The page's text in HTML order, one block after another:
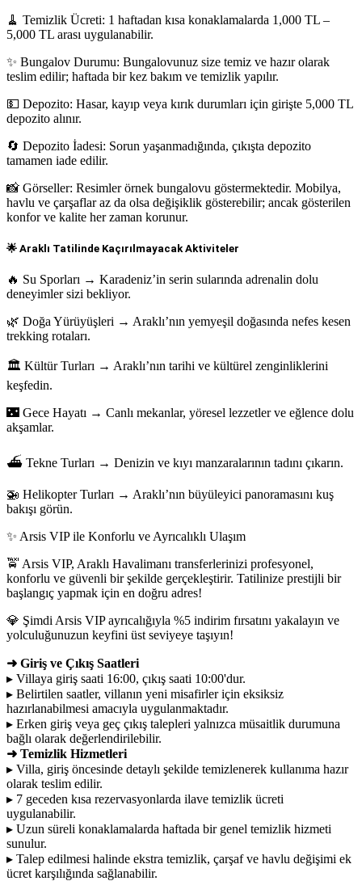
🧹 Temizlik Ücreti: 1 haftadan kısa konaklamalarda 1,000 TL –
5,000 TL arası uygulanabilir.
✨ Bungalov Durumu: Bungalovunuz size temiz ve hazır olarak
teslim edilir; haftada bir kez bakım ve temizlik yapılır.
💵 Depozito: Hasar, kayıp veya kırık durumları için girişte 5,000 TL
depozito alınır.
🔄 Depozito İadesi: Sorun yaşanmadığında, çıkışta depozito
tamamen iade edilir.
📸 Görseller: Resimler örnek bungalovu göstermektedir. Mobilya,
havlu ve çarşaflar az da olsa değişiklik gösterebilir; ancak gösterilen
konfor ve kalite her zaman korunur.
🌟 Araklı Tatilinde Kaçırılmayacak Aktiviteler
🔥 Su Sporları → Karadeniz’in serin sularında adrenalin dolu
deneyimler sizi bekliyor.
🌿 Doğa Yürüyüşleri → Araklı’nın yemyeşil doğasında nefes kesen
trekking rotaları.
🏛 Kültür Turları → Araklı’nın tarihi ve kültürel zenginliklerini
keşfedin.
🌃 Gece Hayatı → Canlı mekanlar, yöresel lezzetler ve eğlence dolu
akşamlar.
⛴ Tekne Turları → Denizin ve kıyı manzaralarının tadını çıkarın.
🚁 Helikopter Turları → Araklı’nın büyüleyici panoramasını kuş
bakışı görün.
✨ Arsis VIP ile Konforlu ve Ayrıcalıklı Ulaşım
🚖 Arsis VIP, Araklı Havalimanı transferlerinizi profesyonel,
konforlu ve güvenli bir şekilde gerçekleştirir. Tatilinize prestijli bir
başlangıç yapmak için en doğru adres!
💎 Şimdi Arsis VIP ayrıcalığıyla %5 indirim fırsatını yakalayın ve
yolculuğunuzun keyfini üst seviyeye taşıyın!
➜ Giriş ve Çıkış Saatleri
▸ Villaya giriş saati 16:00, çıkış saati 10:00'dur.
▸ Belirtilen saatler, villanın yeni misafirler için eksiksiz
hazırlanabilmesi amacıyla uygulanmaktadır.
▸ Erken giriş veya geç çıkış talepleri yalnızca müsaitlik durumuna
bağlı olarak değerlendirilebilir.
➜ Temizlik Hizmetleri
▸ Villa, giriş öncesinde detaylı şekilde temizlenerek kullanıma hazır
olarak teslim edilir.
▸ 7 geceden kısa rezervasyonlarda ilave temizlik ücreti
uygulanabilir.
▸ Uzun süreli konaklamalarda haftada bir genel temizlik hizmeti
sunulur.
▸ Talep edilmesi halinde ekstra temizlik, çarşaf ve havlu değişimi ek
ücret karşılığında sağlanabilir.